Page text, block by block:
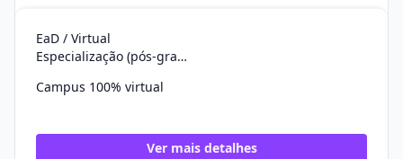
EaD / Virtual
Especialização (pós-graduação)
Campus 100% virtual
Ver mais detalhes